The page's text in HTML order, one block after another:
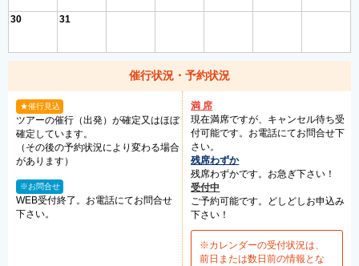
30 31
催行状況・予約状況
★催行見込
ツアーの催行（出発）が確定又はほぼ
確定しています。
（その後の予約状況により変わる場合
があります）
※お問合せ
WEB受付終了。お電話にてお問合せ
下さい。
満 席
現在満席ですが、キャンセル待ち受
付可能です。お電話にてお問合せ下
さい。
残席わずか
残席わずかです。お急ぎ下さい！
受付中
ご予約可能です。どしどしお申込み
下さい！
※カレンダーの受付状況は、
前日または数日前の情報とな